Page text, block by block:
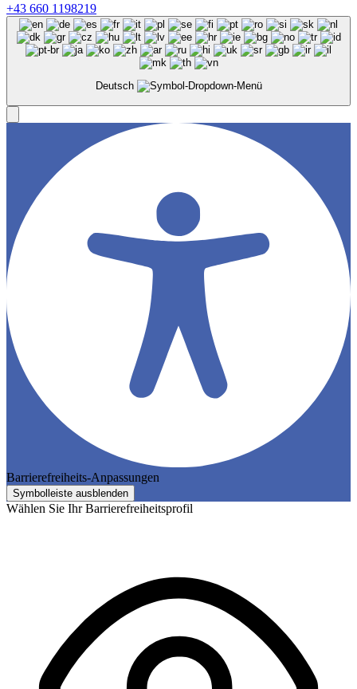
+43 660 1198219‬
Deutsch
Barrierefreiheits-Anpassungen
Symbolleiste ausblenden
Wählen Sie Ihr Barrierefreiheitsprofil